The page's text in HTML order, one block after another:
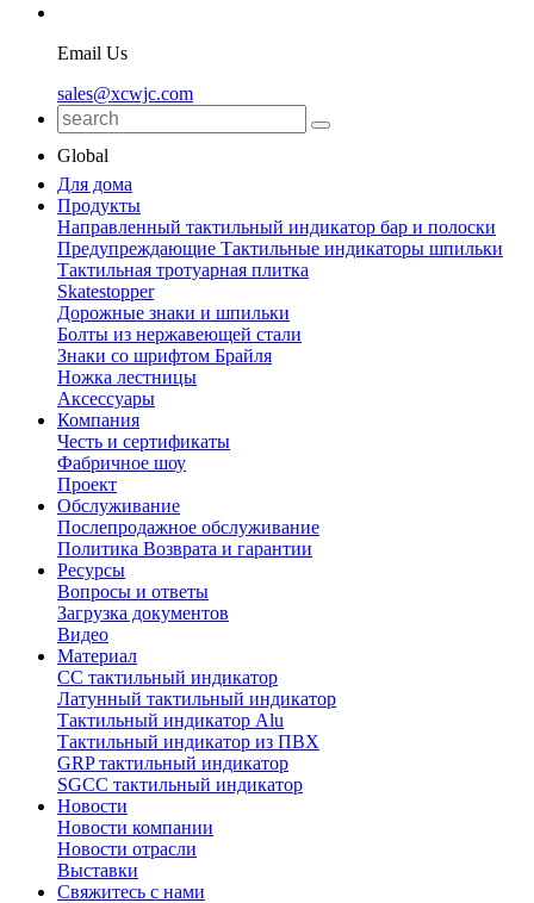
Email Us
sales@xcwjc.com
Global
Для дома
Продукты
Направленный тактильный индикатор бар и полоски
Предупреждающие Тактильные индикаторы шпильки
Тактильная тротуарная плитка
Skatestopper
Дорожные знаки и шпильки
Болты из нержавеющей стали
Знаки со шрифтом Брайля
Ножка лестницы
Аксессуары
Компания
Честь и сертификаты
Фабричное шоу
Проект
Обслуживание
Послепродажное обслуживание
Политика Возврата и гарантии
Ресурсы
Вопросы и ответы
Загрузка документов
Видео
Материал
СС тактильный индикатор
Латунный тактильный индикатор
Тактильный индикатор Alu
Тактильный индикатор из ПВХ
GRP тактильный индикатор
SGCC тактильный индикатор
Новости
Новости компании
Новости отрасли
Выставки
Свяжитесь с нами